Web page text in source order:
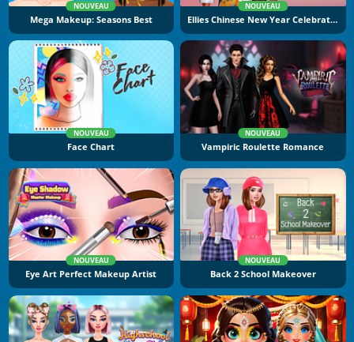
NOUVEAU
Mega Makeup: Seasons Best
NOUVEAU
Ellies Chinese New Year Celebration
NOUVEAU
Face Chart
NOUVEAU
Vampiric Roulette Romance
NOUVEAU
Eye Art Perfect Makeup Artist
NOUVEAU
Back 2 School Makeover